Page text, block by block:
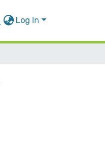
Log In